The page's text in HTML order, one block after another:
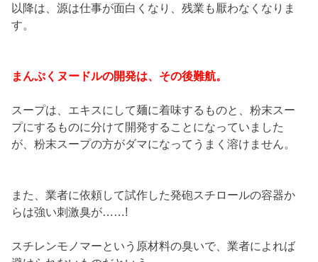
以降は、源は仕事が面白くなり、残業も厭わなくなりま
す。
まんぷくヌードルの開発は、その後難航。
スープは、エキスにして麺に着味するものと、粉末スー
プにするものに分けて開発することになっていました
が、粉末スープの方がダマになってうまく溶けません。
また、業者に依頼して試作した発砲スチロールの容器か
らは強い刺激臭が……!
スチレンモノマーという原材料の臭いで、業者によれば